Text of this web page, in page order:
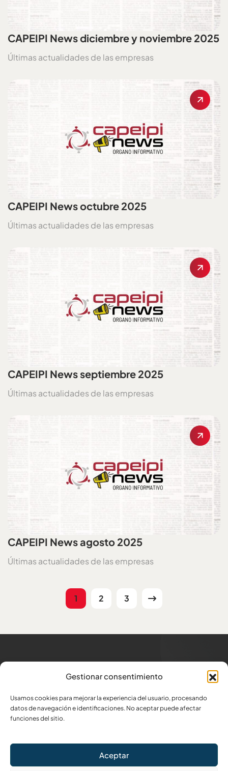
Gestionar consentimiento
Usamos cookies para mejorar la experiencia del usuario, procesando
datos de navegación e identificaciones. No aceptar puede afectar
funciones del sitio.
Aceptar
CAPEIPI News diciembre y noviembre 2025
Últimas actualidades de las empresas
CAPEIPI News octubre 2025
Últimas actualidades de las empresas
CAPEIPI News septiembre 2025
Últimas actualidades de las empresas
CAPEIPI News agosto 2025
Últimas actualidades de las empresas
1 2 3
Trabajamos para losque
Dirección
Av. Amazonas N34-332 y Atahualpa
info@capeipi.org.ec